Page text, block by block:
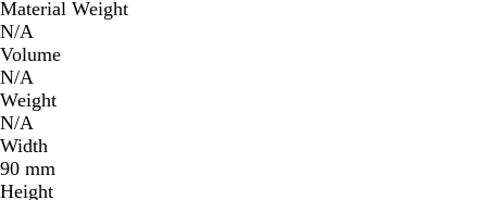
Material Weight
N/A
Volume
N/A
Weight
N/A
Width
90 mm
Height